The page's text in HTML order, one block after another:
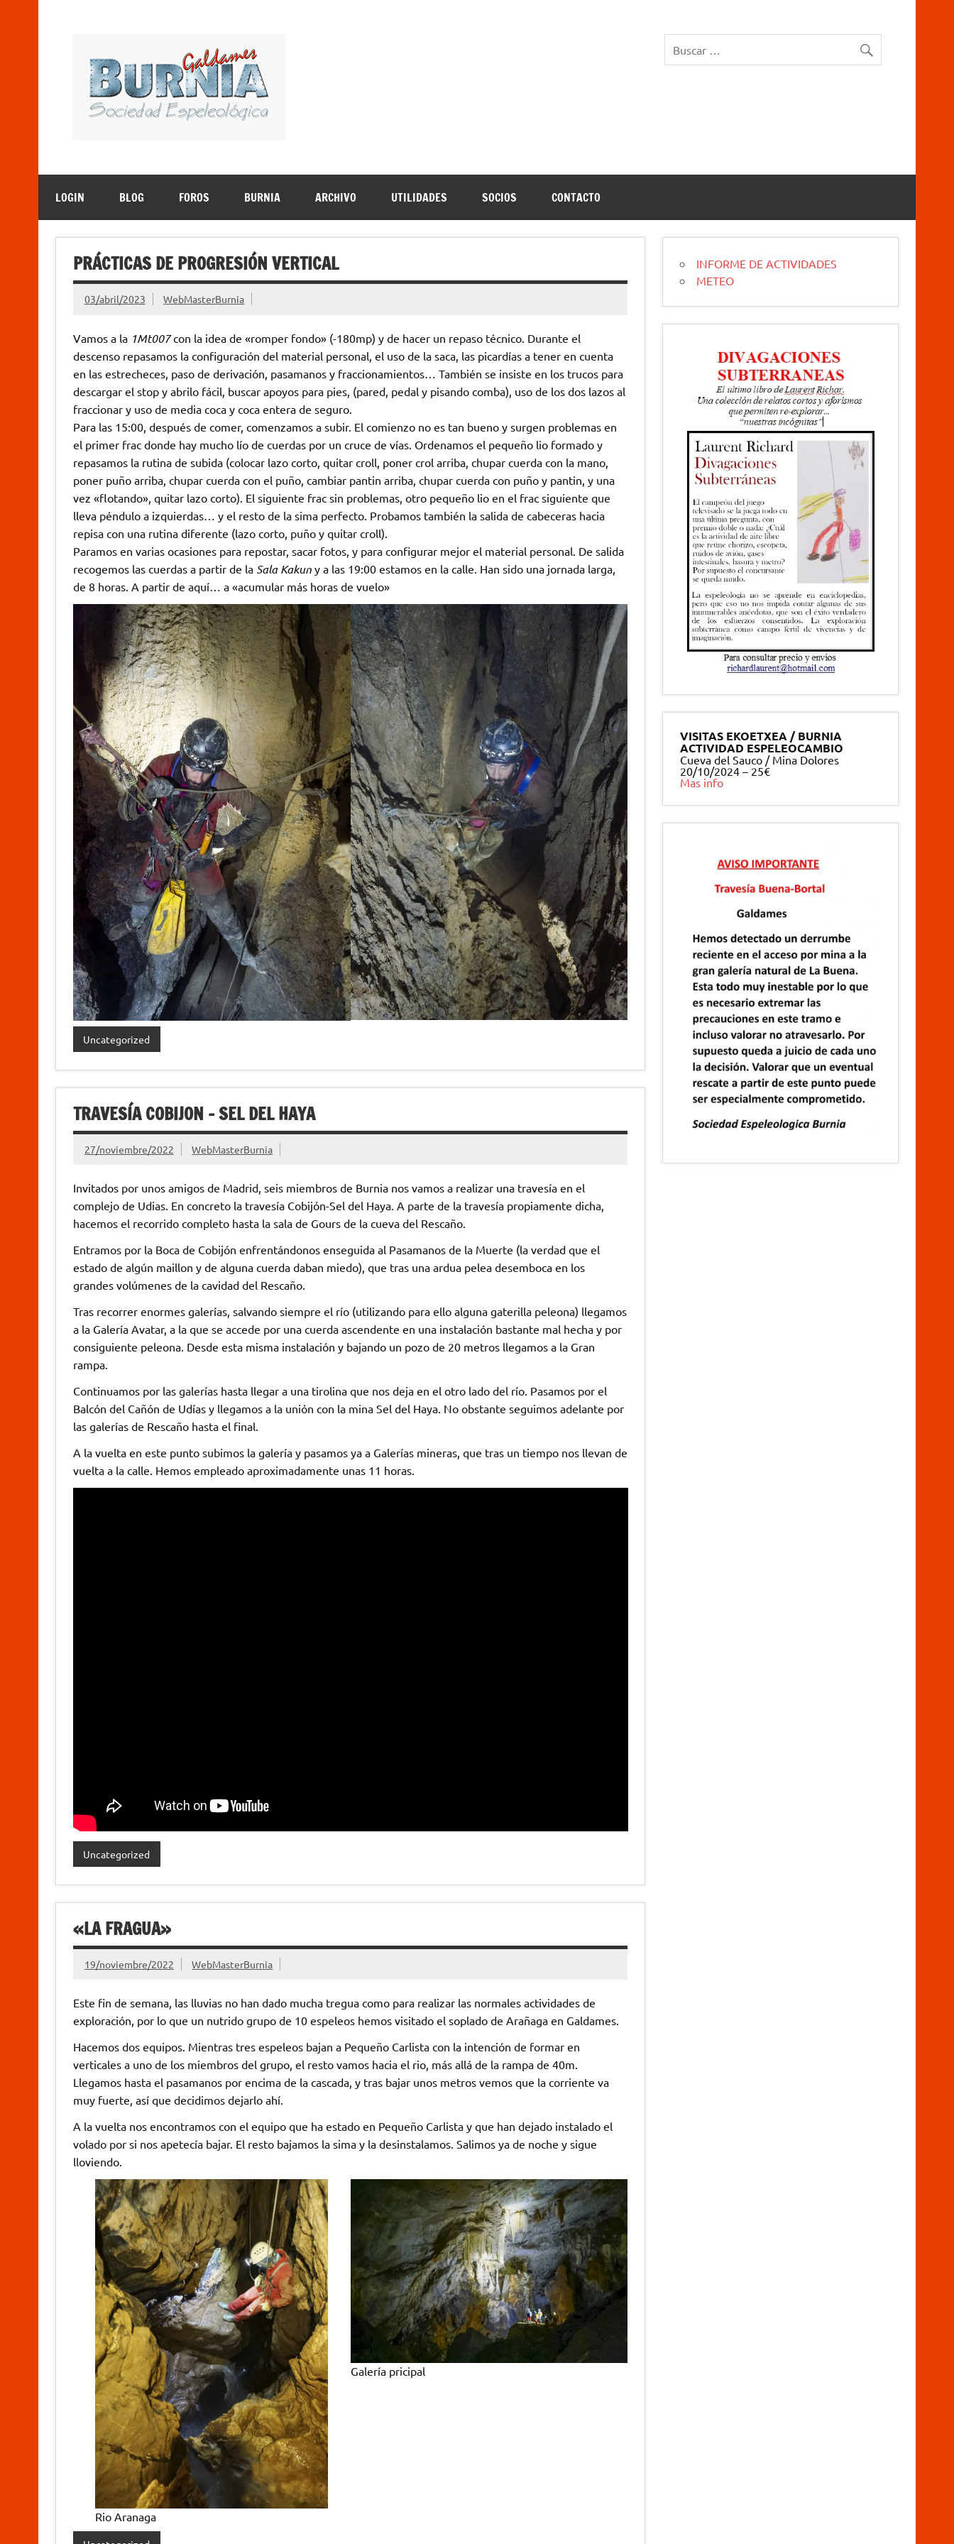
LOGIN BLOG FOROS BURNIA ARCHIVO UTILIDADES SOCIOS CONTACTO
PRÁCTICAS DE PROGRESIÓN VERTICAL
03/abril/2023 WebMasterBurnia
Vamos a la 1Mt007con la idea de «romper fondo» (-180mp) y de hacer un repaso técnico. Durante el
descenso repasamos la configuración del material personal, el uso de la saca, las picardías a tener en cuenta
en las estrecheces, paso de derivación, pasamanos y fraccionamientos… También se insiste en los trucos para
descargar el stop y abrilo fácil, buscar apoyos para pies, (pared, pedal y pisando comba), uso de los dos lazos al
fraccionar y uso de media coca y coca entera de seguro.
Para las 15:00, después de comer, comenzamos a subir. El comienzo no es tan bueno y surgen problemas en
el primer frac donde hay mucho lío de cuerdas por un cruce de vías. Ordenamos el pequeño lio formado y
repasamos la rutina de subida (colocar lazo corto, quitar croll, poner crol arriba, chupar cuerda con la mano,
poner puño arriba, chupar cuerda con el puño, cambiar pantin arriba, chupar cuerda con puño y pantin, y una
vez «flotando», quitar lazo corto). El siguiente frac sin problemas, otro pequeño lio en el frac siguiente que
lleva péndulo a izquierdas… y el resto de la sima perfecto. Probamos también la salida de cabeceras hacia
repisa con una rutina diferente (lazo corto, puño y quitar croll).
Paramos en varias ocasiones para repostar, sacar fotos, y para configurar mejor el material personal. De salida
recogemos las cuerdas a partir de la Sala Kakuny a las 19:00 estamos en la calle. Han sido una jornada larga,
de 8 horas. A partir de aquí… a «acumular más horas de vuelo»
Uncategorized
TRAVESÍA COBIJON – SEL DEL HAYA
27/noviembre/2022 WebMasterBurnia
Invitados por unos amigos de Madrid, seis miembros de Burnia nos vamos a realizar una travesía en el
complejo de Udias. En concreto la travesía Cobijón-Sel del Haya. A parte de la travesía propiamente dicha,
hacemos el recorrido completo hasta la sala de Gours de la cueva del Rescaño.
Entramos por la Boca de Cobijón enfrentándonos enseguida al Pasamanos de la Muerte (la verdad que el
estado de algún maillon y de alguna cuerda daban miedo), que tras una ardua pelea desemboca en los
grandes volúmenes de la cavidad del Rescaño.
Tras recorrer enormes galerías, salvando siempre el río (utilizando para ello alguna gaterilla peleona) llegamos
a la Galería Avatar, a la que se accede por una cuerda ascendente en una instalación bastante mal hecha y por
consiguiente peleona. Desde esta misma instalación y bajando un pozo de 20 metros llegamos a la Gran
rampa.
Continuamos por las galerías hasta llegar a una tirolina que nos deja en el otro lado del río. Pasamos por el
Balcón del Cañón de Udías y llegamos a la unión con la mina Sel del Haya. No obstante seguimos adelante por
las galerías de Rescaño hasta el final.
A la vuelta en este punto subimos la galería y pasamos ya a Galerías mineras, que tras un tiempo nos llevan de
vuelta a la calle. Hemos empleado aproximadamente unas 11 horas.
Uncategorized
«LA FRAGUA»
19/noviembre/2022 WebMasterBurnia
Este fin de semana, las lluvias no han dado mucha tregua como para realizar las normales actividades de
exploración, por lo que un nutrido grupo de 10 espeleos hemos visitado el soplado de Arañaga en Galdames.
Hacemos dos equipos. Mientras tres espeleos bajan a Pequeño Carlista con la intención de formar en
verticales a uno de los miembros del grupo, el resto vamos hacia el rio, más allá de la rampa de 40m.
Llegamos hasta el pasamanos por encima de la cascada, y tras bajar unos metros vemos que la corriente va
muy fuerte, así que decidimos dejarlo ahí.
A la vuelta nos encontramos con el equipo que ha estado en Pequeño Carlista y que han dejado instalado el
volado por si nos apetecía bajar. El resto bajamos la sima y la desinstalamos. Salimos ya de noche y sigue
lloviendo.
Rio Aranaga
Galería pricipal
INFORME DE ACTIVIDADES
METEO
VISITAS EKOETXEA / BURNIA
ACTIVIDAD ESPELEOCAMBIO
Cueva del Sauco / Mina Dolores
20/10/2024 – 25€
Mas info